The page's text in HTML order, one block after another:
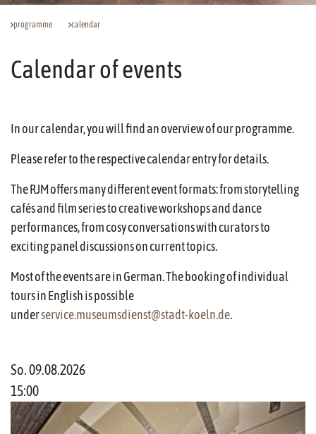
programme calendar
Calendar of events
In our calendar, you will find an overview of our programme.
Please refer to the respective calendar entry for details.
The RJM offers many different event formats: from storytelling
cafés and film series to creative workshops and dance
performances, from cosy conversations with curators to
exciting panel discussions on current topics.
Most of the events are in German. The booking of individual
tours in English is possible
underservice.museumsdienst@stadt-koeln.de.
So. 09.08.2026
15:00